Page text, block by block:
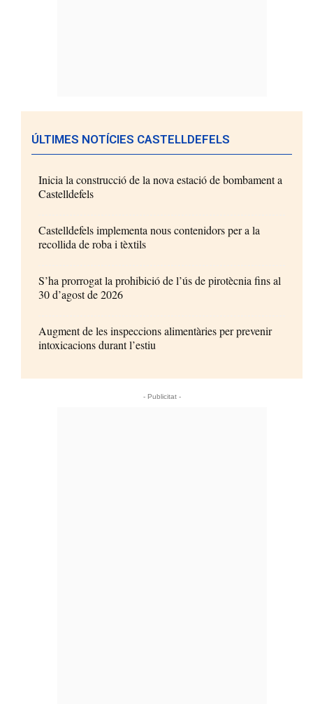
ÚLTIMES NOTÍCIES CASTELLDEFELS
Inicia la construcció de la nova estació de bombament a
Castelldefels
Castelldefels implementa nous contenidors per a la
recollida de roba i tèxtils
S’ha prorrogat la prohibició de l’ús de pirotècnia fins al
30 d’agost de 2026
Augment de les inspeccions alimentàries per prevenir
intoxicacions durant l’estiu
- Publicitat -